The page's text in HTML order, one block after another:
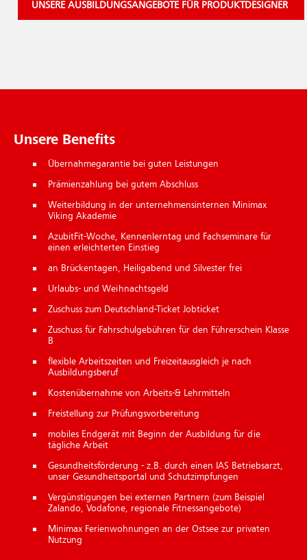
UNSERE AUSBILDUNGSANGEBOTE FÜR PRODUKTDESIGNER
Un­se­re Be­ne­fits
Übernahmegarantie bei guten Leistungen
Prämienzahlung bei gutem Abschluss
Weiterbildung in der unternehmensinternen Minimax
Viking Akademie
AzubitFit-Woche, Kennenlerntag und Fachseminare für
einen erleichterten Einstieg
an Brückentagen, Heiligabend und Silvester frei
Urlaubs- und Weihnachtsgeld
Zuschuss zum Deutschland-Ticket Jobticket
Zuschuss für Fahrschulgebühren für den Führerschein Klasse
B
flexible Arbeitszeiten und Freizeitausgleich je nach
Ausbildungsberuf
Kostenübernahme von Arbeits-& Lehrmitteln
Freistellung zur Prüfungsvorbereitung
mobiles Endgerät mit Beginn der Ausbildung für die
tägliche Arbeit
Gesundheitsförderung - z.B. durch einen IAS Betriebsarzt,
unser Gesundheitsportal und Schutzimpfungen
Vergünstigungen bei externen Partnern (zum Beispiel
Zalando, Vodafone, regionale Fitnessangebote)
Minimax Ferienwohnungen an der Ostsee zur privaten
Nutzung